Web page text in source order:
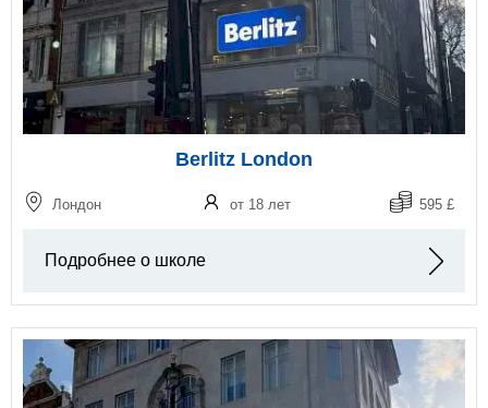
Berlitz London
Лондон от 18 лет 595 £
Подробнее о школе